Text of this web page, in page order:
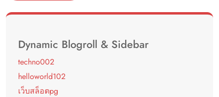
Dynamic Blogroll & Sidebar
techno002
helloworld102
เว็บสล็อตpg